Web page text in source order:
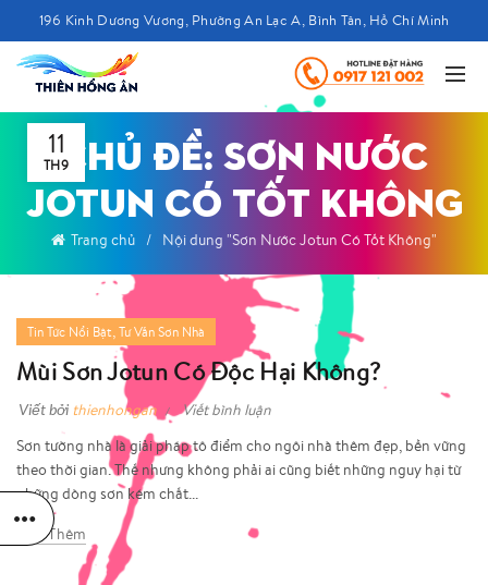
196 Kinh Dương Vương, Phường An Lạc A, Bình Tân, Hồ Chí Minh
CHỦ ĐỀ: SƠN NƯỚC
JOTUN CÓ TỐT KHÔNG
Trang chủ Nội dung "Sơn Nước Jotun Có Tốt Không"
11
TH9
Tin Tức Nổi Bật, Tư Vấn Sơn Nhà
Mùi Sơn Jotun Có Độc Hại Không?
Viết bởi thienhongan
Viết bình luận
Sơn tường nhà là giải pháp tô điểm cho ngôi nhà thêm đẹp, bền vững
theo thời gian. Thế nhưng không phải ai cũng biết những nguy hại từ
những dòng sơn kém chất...
Đọc Thêm